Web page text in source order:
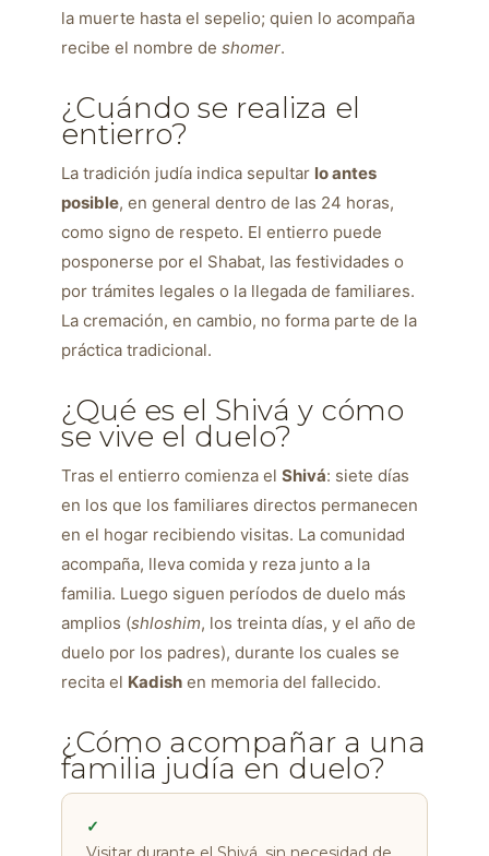
la muerte hasta el sepelio; quien lo acompaña
recibe el nombre de shomer.
¿Cuándo se realiza el
entierro?
La tradición judía indica sepultar lo antes
posible, en general dentro de las 24 horas,
como signo de respeto. El entierro puede
posponerse por el Shabat, las festividades o
por trámites legales o la llegada de familiares.
La cremación, en cambio, no forma parte de la
práctica tradicional.
¿Qué es el Shivá y cómo
se vive el duelo?
Tras el entierro comienza el Shivá: siete días
en los que los familiares directos permanecen
en el hogar recibiendo visitas. La comunidad
acompaña, lleva comida y reza junto a la
familia. Luego siguen períodos de duelo más
amplios (shloshim, los treinta días, y el año de
duelo por los padres), durante los cuales se
recita el Kadish en memoria del fallecido.
¿Cómo acompañar a una
familia judía en duelo?
✓